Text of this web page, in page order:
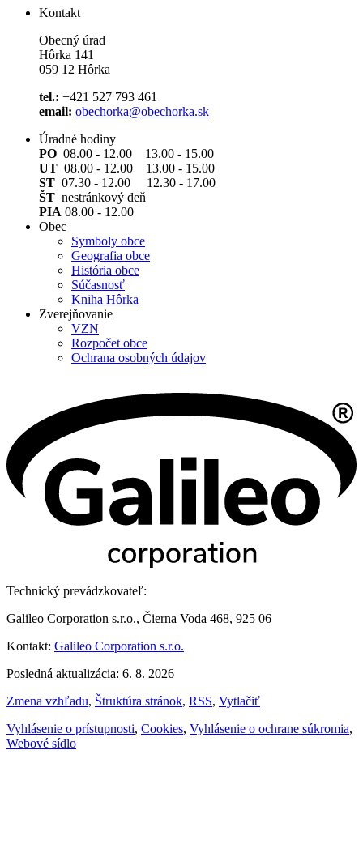
Kontakt
Obecný úrad
Hôrka 141
059 12 Hôrka
tel.: +421 527 793 461
email: obechorka@obechorka.sk
Úradné hodiny
PO 08.00 - 12.00 13.00 - 15.00
UT 08.00 - 12.00 13.00 - 15.00
ST 07.30 - 12.00 12.30 - 17.00
ŠT nestránkový deň
PIA 08.00 - 12.00
Obec
Symboly obce
Geografia obce
História obce
Súčasnosť
Kniha Hôrka
Zverejňovanie
VZN
Rozpočet obce
Ochrana osobných údajov
Technický prevádzkovateľ:
Galileo Corporation s.r.o., Čierna Voda 468, 925 06
Kontakt: Galileo Corporation s.r.o.
Posledná aktualizácia: 6. 8. 2026
Zmena vzhľadu, Štruktúra stránok, RSS, Vytlačiť
Vyhlásenie o prístupnosti, Cookies, Vyhlásenie o ochrane súkromia,
Webové sídlo